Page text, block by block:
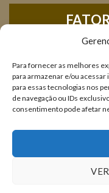
Para fornecer as melhores
para armazenar e/ou
para essas tecnologias nos
de navegação ou IDs
consentimento pode afetar
LIVROS